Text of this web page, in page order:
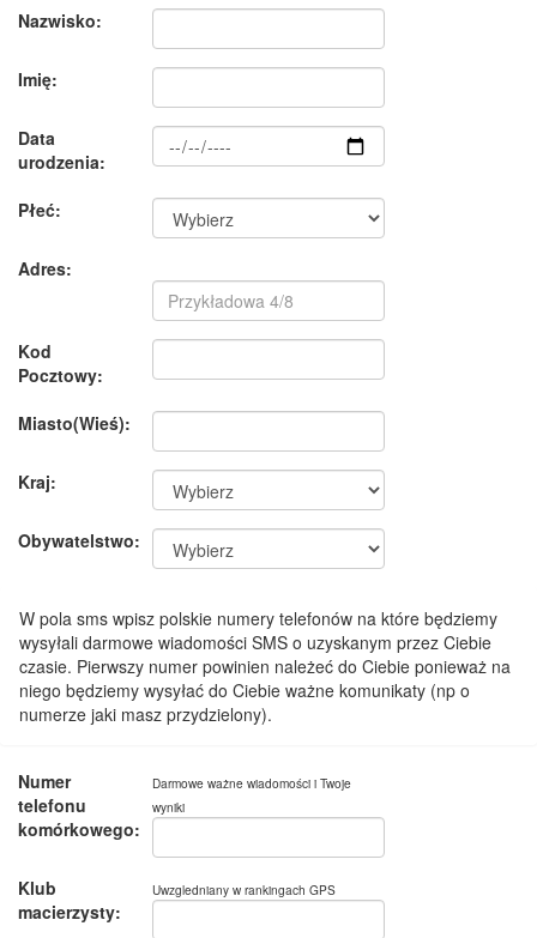
Nazwisko:
Imię:
Data
urodzenia:
Płeć:
Adres:
Kod
Pocztowy:
Miasto(Wieś):
Kraj:
Obywatelstwo:
W pola sms wpisz polskie numery telefonów na które będziemy
wysyłali darmowe wiadomości SMS o uzyskanym przez Ciebie
czasie. Pierwszy numer powinien należeć do Ciebie ponieważ na
niego będziemy wysyłać do Ciebie ważne komunikaty (np o
numerze jaki masz przydzielony).
Numer
telefonu
komórkowego:
Darmowe ważne wiadomości i Twoje
wyniki
Klub
macierzysty:
Uwzgledniany w rankingach GPS